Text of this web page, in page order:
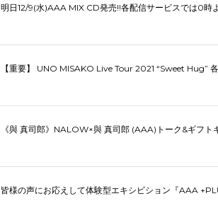
明日12/9(水)AAA MIX CD発売!!各配信サービスでは0時
【重要】 UNO MISAKO Live Tour 2021 “Sweet Hug”
《與 真司郎》NALOW×與 真司郎 (AAA)トーク&ギフト
皆様の声にお応えして体験型エキシビション『AAA